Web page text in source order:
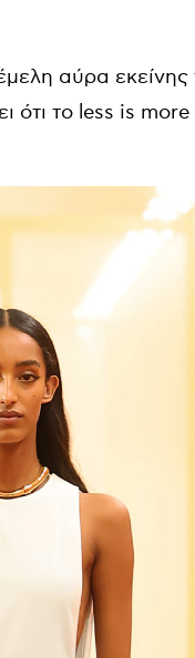
αύρα
ότι το less is more